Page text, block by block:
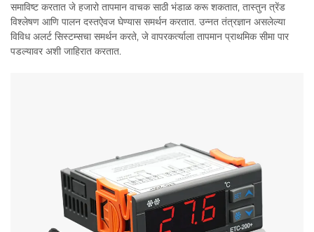
समाविष्ट करतात जे हजारो तापमान वाचक साठी भंडाळ करू शकतात, तास्तुन त्रेंड
विश्लेषण आणि पालन दस्तऐवज घेण्यास समर्थन करतात. उन्नत तंत्रज्ञान असलेल्या
विविध अलर्ट सिस्टम्सचा समर्थन करते, जे वापरकर्त्याला तापमान प्राथमिक सीमा पार
पडल्यावर अशी जाहिरात करतात.